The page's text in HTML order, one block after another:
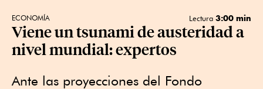
ECONOMÍA Lectura 3:00 min
Viene un tsunami de austeridad a
nivel mundial: expertos
Ante las proyecciones del Fondo